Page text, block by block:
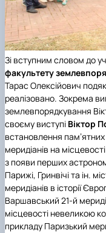
Зі вступним словом до
факультету
Тарас Олексійович
реалізовано. Зокрема
землевпорядкування
своєму виступі Віктор
встановлення
меридіанів на
з появи перших
Парижі, Гринвічі та ін.
меридіанів в історії
Варшавський 21-й
місцевості невеликою
прикладу Паризький